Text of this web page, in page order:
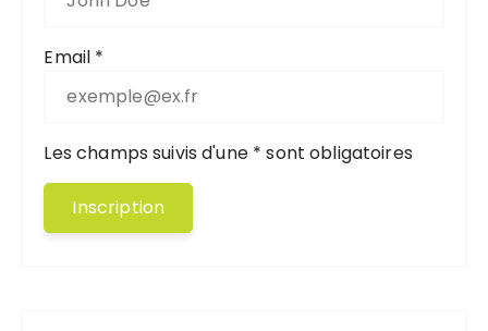
Email *
Les champs suivis d'une * sont obligatoires